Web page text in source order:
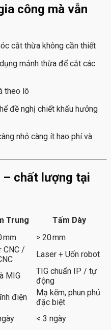
công mà vẫn
cắt thừa không cần thiết
mảnh thừa để cắt các
theo lô
đề nghị chiết khấu hưởng
nhỏ càng ít hao phí và
– chất lượng tại
Trung
Tấm Dày
mm
> 20 mm
CNC /
Laser + Uốn robot
MIG
TIG chuẩn IP / tự
động
điện
Mạ kẽm, phun phủ
đặc biệt
< 3 ngày